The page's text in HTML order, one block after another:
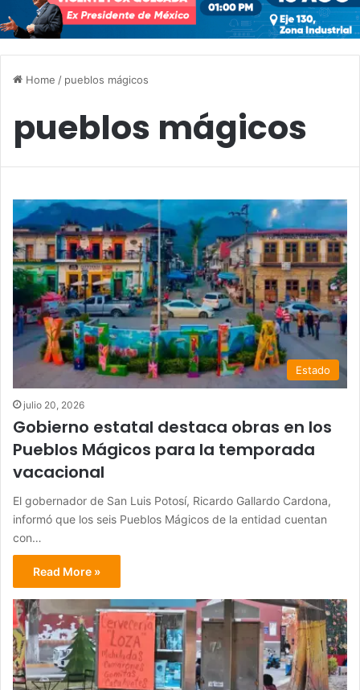
Home / pueblos mágicos
pueblos mágicos
Estado
julio 20, 2026
Gobierno estatal destaca obras en los
Pueblos Mágicos para la temporada
vacacional
El gobernador de San Luis Potosí, Ricardo Gallardo Cardona,
informó que los seis Pueblos Mágicos de la entidad cuentan
con…
Read More »